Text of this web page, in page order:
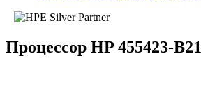
Процессор HP 455423-B21